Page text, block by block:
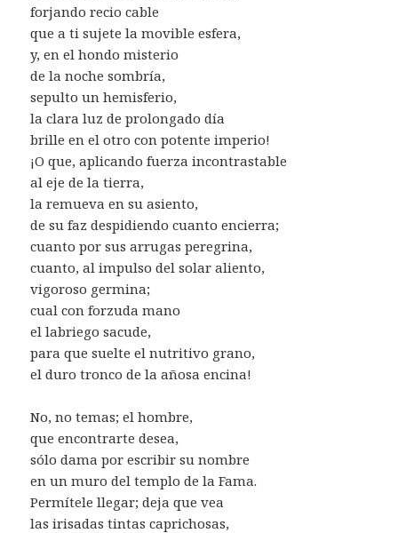
forjando recio cable
que a ti sujete la movible esfera,
y, en el hondo misterio
de la noche sombría,
sepulto un hemisferio,
la clara luz de prolongado día
brille en el otro con potente imperio!
¡O que, aplicando fuerza incontrastable
al eje de la tierra,
la remueva en su asiento,
de su faz despidiendo cuanto encierra;
cuanto por sus arrugas peregrina,
cuanto, al impulso del solar aliento,
vigoroso germina;
cual con forzuda mano
el labriego sacude,
para que suelte el nutritivo grano,
el duro tronco de la añosa encina!
No, no temas; el hombre,
que encontrarte desea,
sólo dama por escribir su nombre
en un muro del templo de la Fama.
Permítele llegar; deja que vea
las irisadas tintas caprichosas,